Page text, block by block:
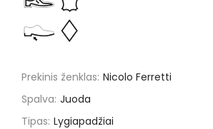
Prekinis ženklas: Nicolo Ferretti
Spalva: Juoda
Tipas: Lygiapadžiai